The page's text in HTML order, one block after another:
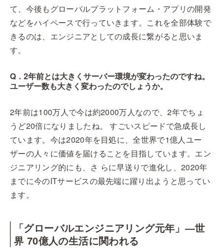
て、今後もグローバルプラットフォーム・アプリの開発
などをハイペースで行っていきます。これを全部体験で
きるのは、エンジニアとしての成長に繋がると思いま
す。
Q．2年前とは大きくサーバー環境が変わったのですね。
ユーザー数も大きく変わったのでしょうか。
2年前は100万人で今は約2000万人なので、2年でちょ
うど20倍になりましたね。 すごいスピードで急成長し
ています。今は2020年を目処に、全世界で1億人ユー
ザーの人々に価値を届けることを目指しています。エン
ジニアリング的にも、さ らに早送りで進化し、2020年
までに今のITサービスの最先端に躍り出ようと思ってい
ます。
「グローバルエンジニアリング元年」―世
界 70億人の生活に関われる